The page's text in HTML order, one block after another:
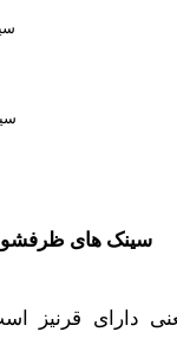
سینک های
دارای قرنیز